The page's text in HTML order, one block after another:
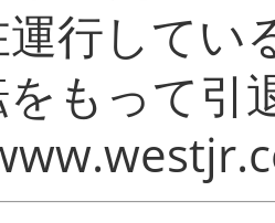
運行してい
もって引